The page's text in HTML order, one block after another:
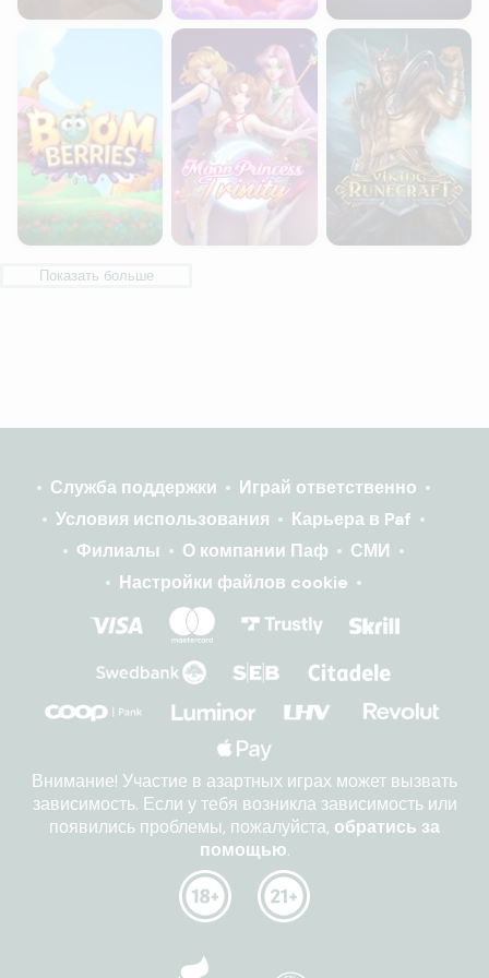
Boom Berries Moon Princess TrinityViking Runecraft
Показать больше
Служба поддержки
Играй ответственно
Условия использования
Карьера в Paf
Филиалы
О компании Паф
СМИ
Настройки файлов cookie
Внимание! Участие в азартных играх может вызвать
зависимость. Если у тебя возникла зависимость или
появились проблемы, пожалуйста, обратись за
помощью.